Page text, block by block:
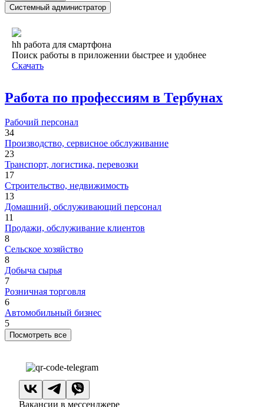
Системный администратор
hh работа для смартфона
Поиск работы в приложении быстрее и удобнее
Скачать
Работа по профессиям в Тербунах
Рабочий персонал
34
Производство, сервисное обслуживание
23
Транспорт, логистика, перевозки
17
Строительство, недвижимость
13
Домашний, обслуживающий персонал
11
Продажи, обслуживание клиентов
8
Сельское хозяйство
8
Добыча сырья
7
Розничная торговля
6
Автомобильный бизнес
5
Посмотреть все
Вакансии в мессенджере